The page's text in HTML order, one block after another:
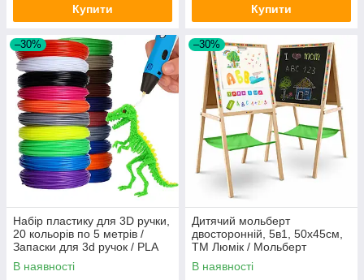
Купити Купити
–30%
Набір пластику для 3D ручки,
20 кольорів по 5 метрів /
Запаски для 3d ручок / PLA
пластик для 3д ручки
В наявності
–30%
Дитячий мольберт
двосторонній, 5в1, 50х45см,
ТМ Люмік / Мольберт
підлоговий для творчості /
Магнітний мольберт для
В наявності